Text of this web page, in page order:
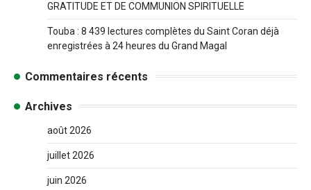
GRATITUDE ET DE COMMUNION SPIRITUELLE
Touba : 8 439 lectures complètes du Saint Coran déjà
enregistrées à 24 heures du Grand Magal
Commentaires récents
Archives
août 2026
juillet 2026
juin 2026